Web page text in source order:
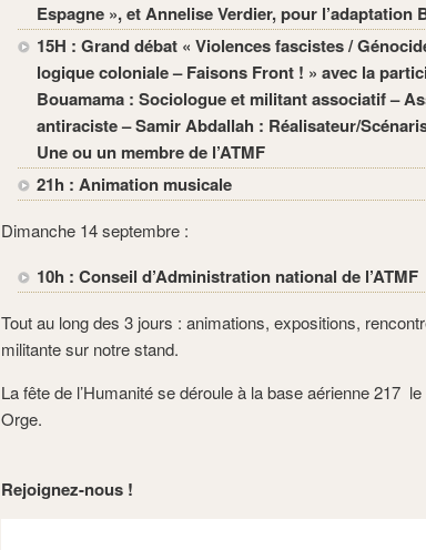
Espagne », et Annelise Verdier, pour l’adaptation
15H : Grand débat « Violences fascistes /
logique coloniale – Faisons Front ! » avec la
Bouamama : Sociologue et militant associatif –
antiraciste – Samir Abdallah : Réalisateur/
Une ou un membre de l’ATMF
21h : Animation musicale
Dimanche 14 septembre :
10h : Conseil d’Administration national de l’ATMF
Tout au long des 3 jours : animations, expositions,
militante sur notre stand.
La fête de l’Humanité se déroule à la base aérienne 217
Orge.
Rejoignez-nous !